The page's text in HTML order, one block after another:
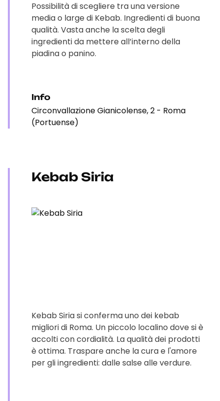
Possibilità di scegliere tra una versione
media o large di Kebab. Ingredienti di buona
qualità. Vasta anche la scelta degli
ingredienti da mettere all’interno della
piadina o panino.
Info
Circonvallazione Gianicolense, 2 - Roma
(Portuense)
Kebab Siria
Kebab Siria si conferma uno dei kebab
migliori di Roma. Un piccolo localino dove si è
accolti con cordialità. La qualità dei prodotti
è ottima. Traspare anche la cura e l'amore
per gli ingredienti: dalle salse alle verdure.